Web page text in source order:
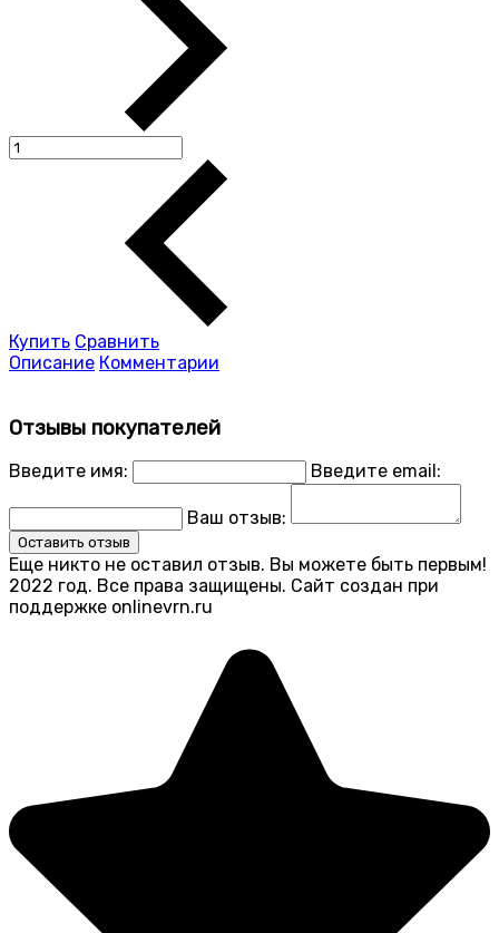
Купить Сравнить
Описание Комментарии
Отзывы покупателей
Введите имя: Введите email:
Ваш отзыв:
Оставить отзыв
Еще никто не оставил отзыв. Вы можете быть первым!
2022 год. Все права защищены. Сайт создан при
поддержке onlinevrn.ru